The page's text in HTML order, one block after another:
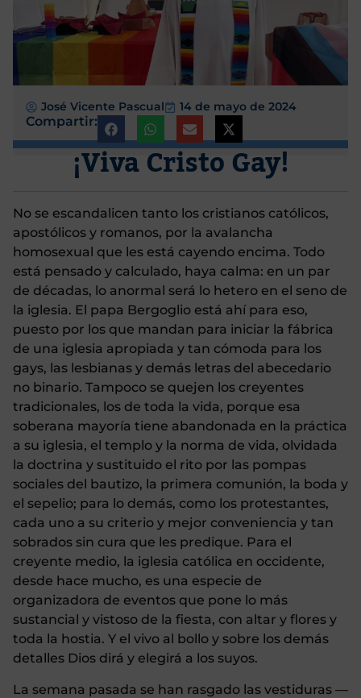
José Vicente Pascual 14 de mayo de 2024
Compartir:
¡Viva Cristo Gay!
No se escandalicen tanto los cristianos católicos,
apostólicos y romanos, por la avalancha
homosexual que les está cayendo encima. Todo
está pensado y calculado, haya calma: en un par
de décadas, lo anormal será lo hetero en el seno de
la iglesia. El papa Bergoglio está ahí para eso,
puesto por los que mandan para iniciar la fábrica
de una iglesia apropiada y tan cómoda para los
gays, las lesbianas y demás letras del abecedario
no binario. Tampoco se quejen los creyentes
tradicionales, los de toda la vida, porque esa
soberana mayoría tiene abandonada en la práctica
a su iglesia, el templo y la norma de vida, olvidada
la doctrina y sustituido el rito por las pompas
sociales del bautizo, la primera comunión, la boda y
el sepelio; para lo demás, como los protestantes,
cada uno a su criterio y mejor conveniencia y tan
sobrados sin cura que les predique. Para el
creyente medio, la iglesia católica en occidente,
desde hace mucho, es una especie de
organizadora de eventos que pone lo más
sustancial y vistoso de la fiesta, con altar y flores y
toda la hostia. Y el vivo al bollo y sobre los demás
detalles Dios dirá y elegirá a los suyos.
La semana pasada se han rasgado las vestiduras —